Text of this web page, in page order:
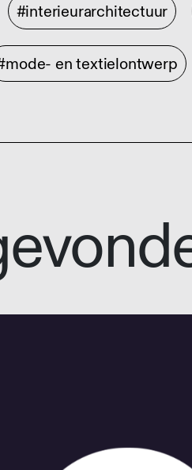
#interieurarchitectuur
en textielontwerp